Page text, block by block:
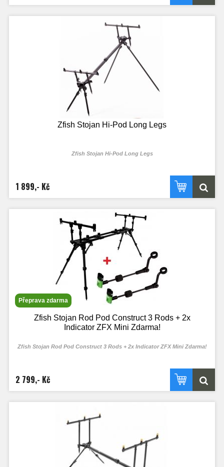
Integrované závity a praktická vodováha
Textilní přepravní obal
Šířka hrazdy: 40 cm
Výška: 38-50 cm
Maximální délka: 105 cm
Transportní délka: 65 cm
Hmotnost: 1,5 Kg
Zfish Stojan Hi-Pod Long Legs
Zfish Stojan Hi-Pod Long Legs
1 899,- Kč
Přeprava zdarma
Zfish Stojan Rod Pod Construct 3 Rods + 2x
Indicator ZFX Mini Zdarma!
Zfish Stojan Rod Pod Construct 3 Rods + 2x Indicator ZFX Mini Zdarma!
2 799,- Kč